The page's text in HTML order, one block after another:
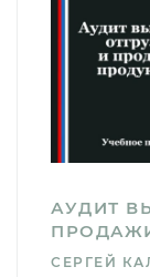
АУДИТ
СЕРГЕЙ